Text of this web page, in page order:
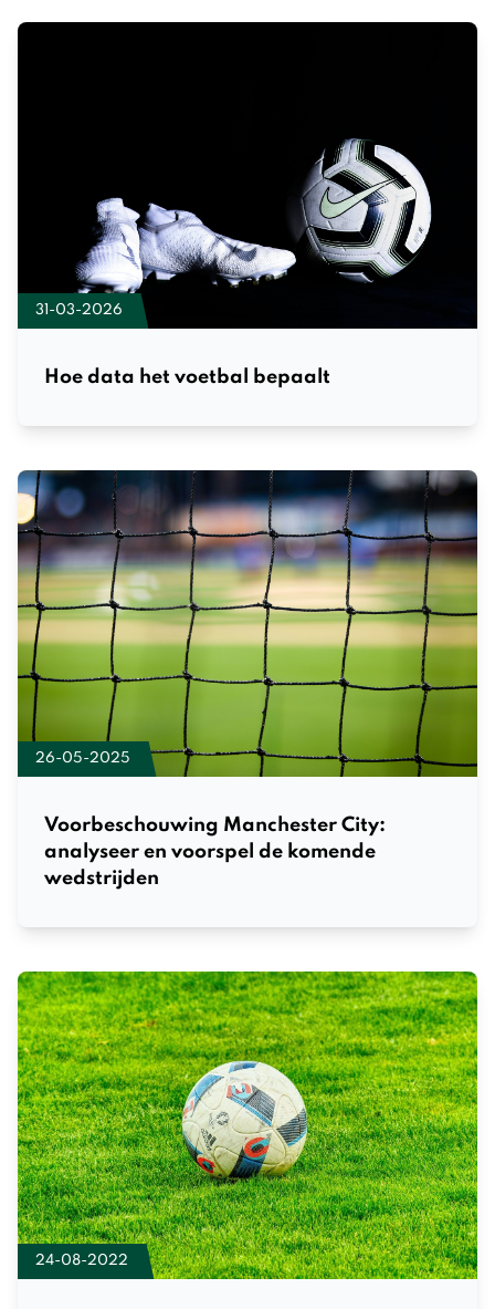
31-03-2026
Hoe data het voetbal bepaalt
26-05-2025
Voorbeschouwing Manchester City:
analyseer en voorspel de komende
wedstrijden
24-08-2022